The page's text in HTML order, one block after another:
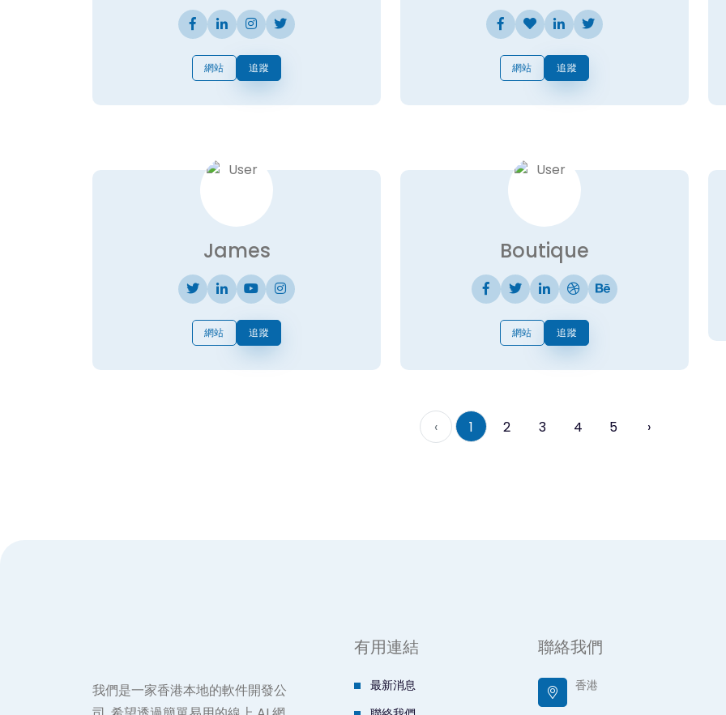
網站 追蹤 網站 追蹤
James
網站 追蹤
Boutique
網站 追蹤
‹ 1 2 3 4 5 ›
我們是一家香港本地的軟件開發公
有用連結
最新消息
聯絡我們
香港